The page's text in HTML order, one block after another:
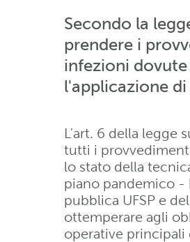
Secondo la
prendere i
infezioni
l'applicazione
L'art. 6 della legge
tutti i
lo stato della
piano pandemico -
pubblica UFSP e
ottemperare agli
operative